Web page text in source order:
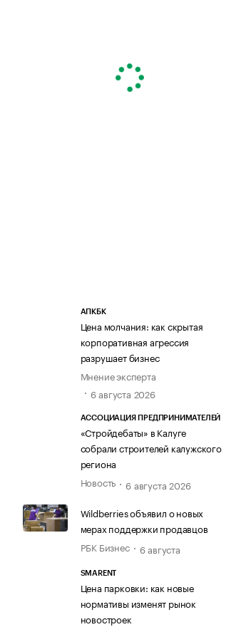
АПКБК
Цена молчания: как скрытая
корпоративная агрессия
разрушает бизнес
Мнение эксперта
6 августа 2026
АССОЦИАЦИЯ ПРЕДПРИНИМАТЕЛЕЙ
«Стройдебаты» в Калуге
собрали строителей калужского
региона
Новость
6 августа 2026
Wildberries объявил о новых
мерах поддержки продавцов
РБК Бизнес
6 августа
SMARENT
Цена парковки: как новые
нормативы изменят рынок
новостроек